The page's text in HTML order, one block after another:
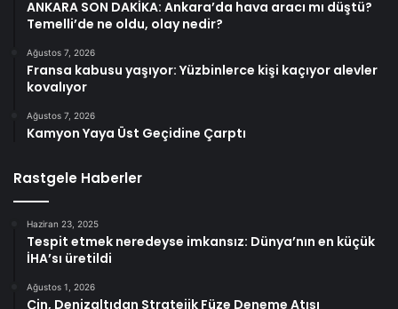
ANKARA SON DAKİKA: Ankara’da hava aracı mı düştü?
Temelli’de ne oldu, olay nedir?
Ağustos 7, 2026
Fransa kabusu yaşıyor: Yüzbinlerce kişi kaçıyor alevler
kovalıyor
Ağustos 7, 2026
Kamyon Yaya Üst Geçidine Çarptı
Rastgele Haberler
Haziran 23, 2025
Tespit etmek neredeyse imkansız: Dünya’nın en küçük
İHA’sı üretildi
Ağustos 1, 2026
Çin, Denizaltıdan Stratejik Füze Deneme Atışı